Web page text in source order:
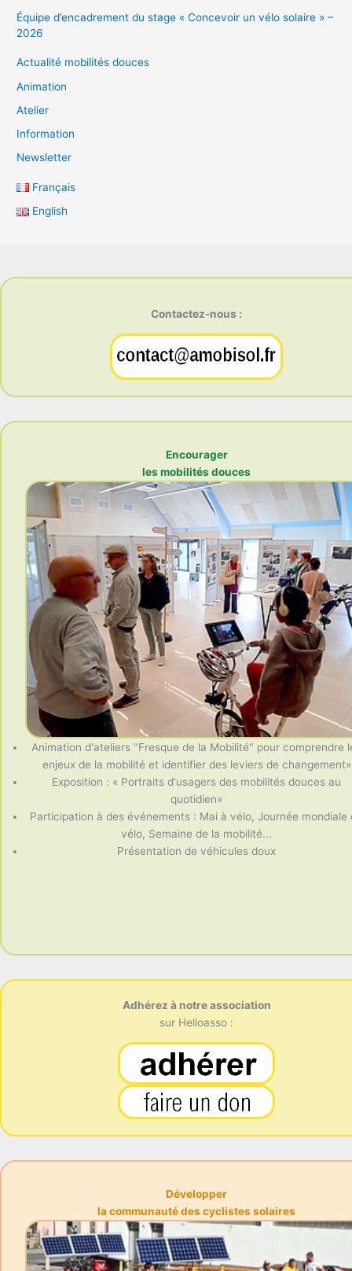
Équipe d’encadrement du stage « Concevoir un vélo solaire » –
2026
Actualité mobilités douces
Animation
Atelier
Information
Newsletter
Français
English
Contactez-nous :
Encourager
les mobilités douces
Animation d'ateliers "Fresque de la Mobilité" pour comprendre
enjeux de la mobilité et identifier des leviers de changement»
Exposition : « Portraits d'usagers des mobilités douces au
quotidien»
Participation à des événements : Mai à vélo, Journée mondiale
vélo, Semaine de la mobilité...
Présentation de véhicules doux
Adhérez à notre association
sur Helloasso :
Développer
la communauté des cyclistes solaires